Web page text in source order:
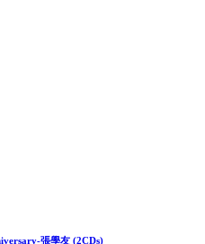
張學友 (2CDs)